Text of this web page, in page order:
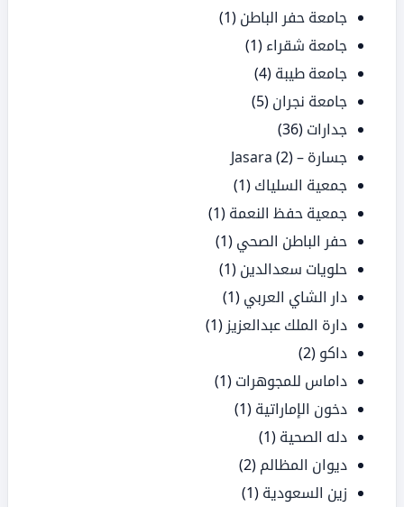
جامعة حفر الباطن (1)
جامعة شقراء (1)
جامعة طيبة (4)
جامعة نجران (5)
جدارات (36)
جسارة – Jasara(2)
جمعية السلياك (1)
جمعية حفظ النعمة (1)
حفر الباطن الصحي (1)
حلويات سعدالدين (1)
دار الشاي العربي (1)
دارة الملك عبدالعزيز (1)
داكو (2)
داماس للمجوهرات (1)
دخون الإماراتية (1)
دله الصحية (1)
ديوان المظالم (2)
زين السعودية (1)